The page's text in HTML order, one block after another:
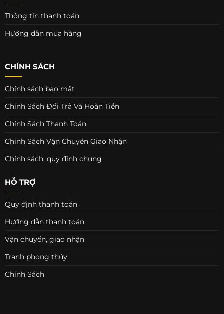
Thông tin thanh toán
Hướng dẫn mua hàng
CHÍNH SÁCH
Chính sách bảo mật
Chính Sách Đổi Trả Và Hoàn Tiền
Chính Sách Thanh Toán
Chính Sách Vận Chuyển Giao Nhận
Chính sách, quy định chung
HỖ TRỢ
Quy định thanh toán
Hướng dẫn thanh toán
Vận chuyển, giao nhận
Tranh phong thủy
Chính Sách